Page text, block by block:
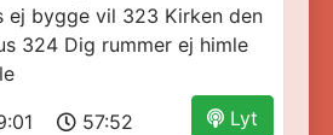
ej bygge vil 323 Kirken den
324 Dig rummer ej himle
Lyt
57:52